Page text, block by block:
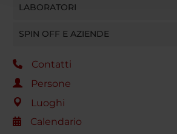
raccolto dal tuo utilizzo dei loro servizi.
LABORATORI
SPIN OFF E AZIENDE
Contatti
Persone
Luoghi
Calendario